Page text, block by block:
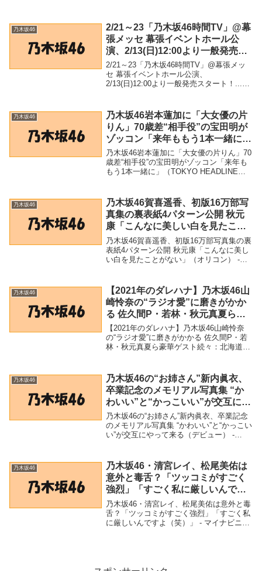
乃木坂46
2/21～23「乃木坂46時間TV」@幕
張メッセ 幕張イベントホール公
演、2/13(日)12:00より一般発売ス
タート！…｜ニュース｜乃木坂46
公式サイト – 乃木坂46
2/21～23「乃木坂46時間TV」@幕張メッ
セ 幕張イベントホール公演、
2/13(日)12:00より一般発売スタート！...｜
46時間TV」@幕張メ...
乃木坂46
乃木坂46岩本蓮加に「大女優の片
りん」70歳差“相手役”の宝田明が
ゾッコン「来年ももう1本一緒に」
（TOKYO HEADLINE WEB） –
Yahoo!ニュース – Yahoo!ニュー
ス
乃木坂46岩本蓮加に「大女優の片りん」70
歳差“相手役”の宝田明がゾッコン「来年も
もう1本一緒に」（TOKYO HEADLINE
に「大女優...
乃木坂46
乃木坂46賀喜遥香、初版16万部写
真集の裏表紙4パターン公開 秋元
康「こんなに美しい白を見たこと
がない」（オリコン） – Yahoo!ニ
ュース – Yahoo!ニュース
乃木坂46賀喜遥香、初版16万部写真集の裏
表紙4パターン公開 秋元康「こんなに美し
い白を見たことがない」（オリコン） -
部写真集の裏表紙4パ...
乃木坂46
【2021年のダレハナ】乃木坂46山
崎怜奈の“ラジオ愛”に磨きがかか
る 佐久間P・若林・秋元真夏ら豪
華ゲスト続々：北海道新聞 どうし
ん電子版 – 北海道新聞
【2021年のダレハナ】乃木坂46山崎怜奈
の“ラジオ愛”に磨きがかかる 佐久間P・若
林・秋元真夏ら豪華ゲスト続々：北海道新
46山崎怜奈の“ラジオ愛”に磨き...
乃木坂46
乃木坂46の“お姉さん”新内眞衣、
卒業記念のメモリアル写真集 “か
わいい”と“かっこいい”が交互にや
って来る（デビュー） – Yahoo!ニ
ュース – Yahoo!ニュース
乃木坂46の“お姉さん”新内眞衣、卒業記念
のメモリアル写真集 “かわいい”と“かっこい
い”が交互にやって来る（デビュー） -
衣、卒業記念のメ...
乃木坂46
乃木坂46・清宮レイ、松尾美佑は
意外と毒舌？「ツッコミがすごく
強烈」「すごく私に厳しいんです
よ（笑）」 – マイナビニュース
乃木坂46・清宮レイ、松尾美佑は意外と毒
舌？「ツッコミがすごく強烈」「すごく私
に厳しいんですよ（笑）」 - マイナビニュ